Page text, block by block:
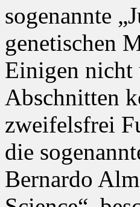
sogenannte
genetischen
Einigen nicht
Abschnitten
zweifelsfrei
die
Bernardo